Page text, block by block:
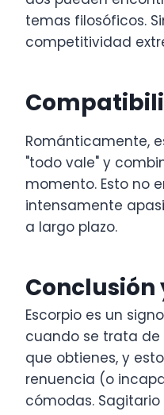
temas filosóficos.
competitividad
Románticamente,
"todo vale" y
momento. Esto no
intensamente
a largo plazo.
Conclusión
Escorpio es un
cuando se trata de
que obtienes, y
renuencia (o
cómodas.